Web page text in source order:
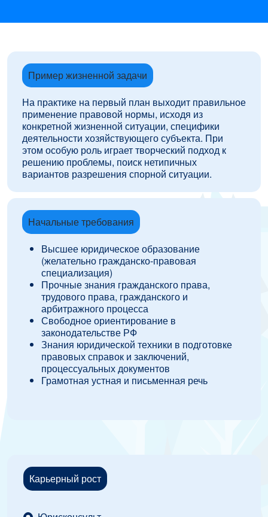
Пример жизненной задачи
На практике на первый план выходит правильное
применение правовой нормы, исходя из
конкретной жизненной ситуации, специфики
деятельности хозяйствующего субъекта. При
этом особую роль играет творческий подход к
решению проблемы, поиск нетипичных
вариантов разрешения спорной ситуации.
Начальные требования
Высшее юридическое образование
(желательно гражданско-правовая
специализация)
Прочные знания гражданского права,
трудового права, гражданского и
арбитражного процесса
Свободное ориентирование в
законодательстве РФ
Знания юридической техники в подготовке
правовых справок и заключений,
процессуальных документов
Грамотная устная и письменная речь
Карьерный рост